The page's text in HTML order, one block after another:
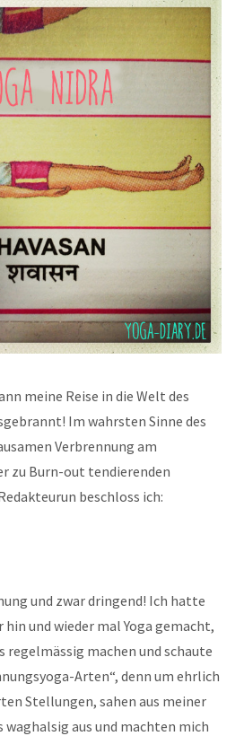
meine Reise in die Welt des
Im wahrsten Sinne des
Verbrennung am
zu Burn-out tendierenden
beschloss ich:
und zwar dringend! Ich hatte
und wieder mal Yoga gemacht,
machen und schaute
Arten“, denn um ehrlich
Stellungen, sahen aus meiner
aus und machten mich